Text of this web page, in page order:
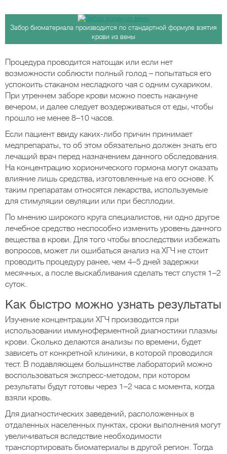
Забор биоматериала производится по стандартной формуле взятия
крови из вены
Процедура проводится натощак или если нет
возможности соблюсти полный голод – попытаться его
успокоить стаканом несладкого чая с одним сухариком.
При утреннем заборе крови можно поесть накануне
вечером, и далее следует воздерживаться от еды, чтобы
прошло не менее 8–10 часов.
Если пациент ввиду каких-либо причин принимает
медпрепараты, то об этом обязательно должен знать его
лечащий врач перед назначением данного обследования.
На концентрацию хорионического гормона могут оказать
влияние лишь средства, изготовленные на его основе. К
таким препаратам относятся лекарства, используемые
для стимуляции овуляции или при бесплодии.
По мнению широкого круга специалистов, ни одно другое
лечебное средство неспособно изменить уровень данного
вещества в крови. Для того чтобы впоследствии избежать
вопросов, может ли ошибаться анализ на ХГЧ не стоит
проводить процедуру ранее, чем 4–5 дней задержки
месячных, а после выскабливания сделать тест спустя 1–2
суток.
Как быстро можно узнать результаты
Изучение концентрации ХГЧ производится при
использовании иммуноферментной диагностики плазмы
крови. Сколько делаются анализы по времени, будет
зависеть от конкретной клиники, в которой проводился
тест. В подавляющем большинстве лабораторий можно
воспользоваться экспресс-методом, при котором
результаты будут готовы через 1–2 часа с момента, когда
взяли кровь.
Для диагностических заведений, расположенных в
отдаленных населенных пунктах, сроки выполнения могут
увеличиваться вследствие необходимости
транспортировать биоматериалы в другой регион. Тогда